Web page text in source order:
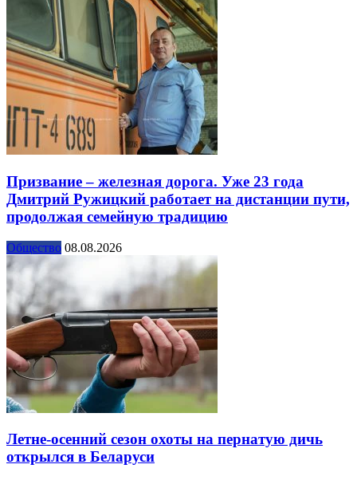
Призвание – железная дорога. Уже 23 года
Дмитрий Ружицкий работает на дистанции пути,
продолжая семейную традицию
Общество 08.08.2026
Летне-осенний сезон охоты на пернатую дичь
открылся в Беларуси